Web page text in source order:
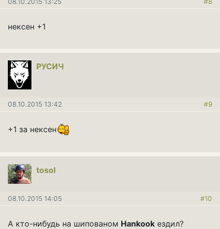
08.10.2015 13:25 #8
нексен +1
РУСИЧ
08.10.2015 13:42 #9
+1 за нексен
tosol
08.10.2015 14:05 #10
А кто-нибудь на шипованом Hankook ездил?